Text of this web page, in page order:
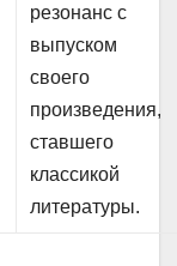
резонанс с
выпуском
своего
произведения,
ставшего
классикой
литературы.